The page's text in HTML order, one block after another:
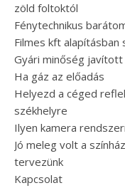
zöld foltoktól
Fénytechnikus
Filmes kft alapításban
Gyári minőség javított
Ha gáz az előadás
Helyezd a céged
székhelyre
Ilyen kamera
Jó meleg volt a
tervezünk
Kapcsolat